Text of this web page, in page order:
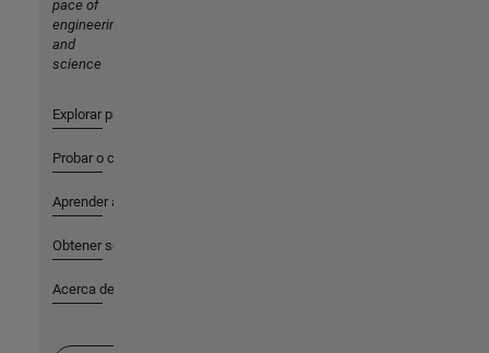
pace of
engineering
and
science
Explorar productos
Probar o comprar
Aprender a utilizar
Obtener soporte
Acerca de MathWorks